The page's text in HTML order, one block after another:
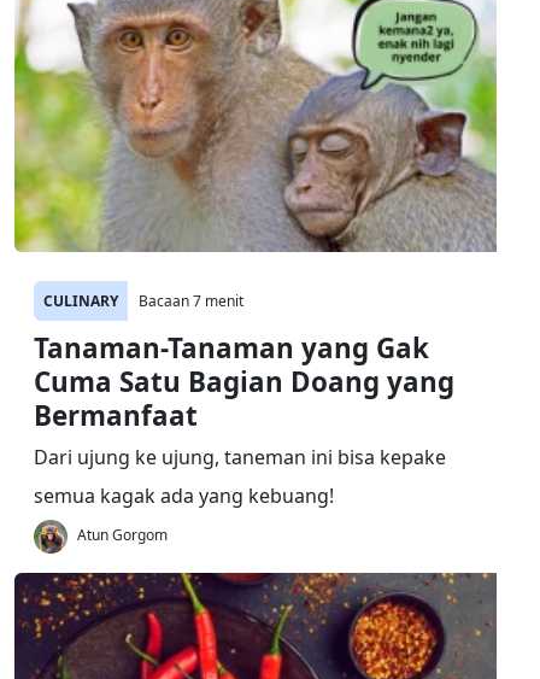
CULINARY Bacaan 7 menit
Tanaman-Tanaman yang Gak
Cuma Satu Bagian Doang yang
Bermanfaat
Dari ujung ke ujung, taneman ini bisa kepake
semua kagak ada yang kebuang!
Atun Gorgom